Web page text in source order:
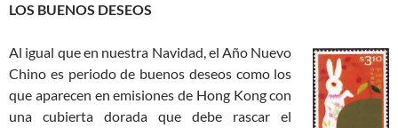
LOS BUENOS DESEOS
Al igual que en nuestra Navidad, el Año Nuevo
Chino es periodo de buenos deseos como los
que aparecen en emisiones de Hong Kong con
una cubierta dorada que debe rascar el